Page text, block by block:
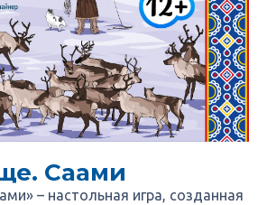
Саами
– настольная игра, созданная